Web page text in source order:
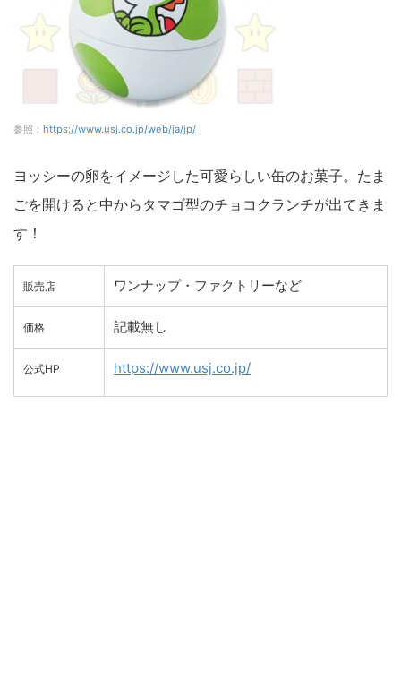
参照： https://www.usj.co.jp/web/ja/jp/
ヨッシーの卵をイメージした可愛らしい缶のお菓子。たま
ごを開けると中からタマゴ型のチョコクランチが出てきま
す！
販売店 ワンナップ・ファクトリーなど
価格 記載無し
公式HP https://www.usj.co.jp/